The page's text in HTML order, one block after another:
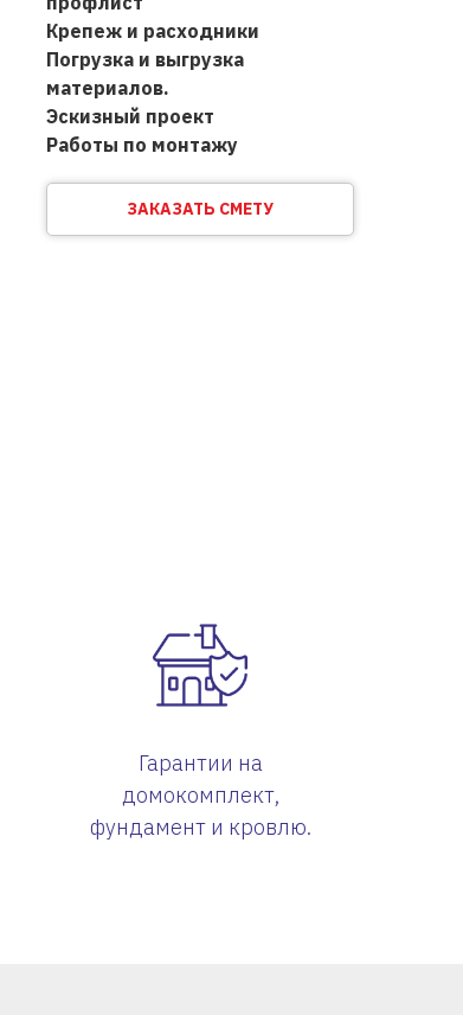
Крепеж и расходники
Погрузка и выгрузка
материалов.
Эскизный проект
Работы по монтажу
ЗАКАЗАТЬ СМЕТУ
Гарантии на
домокомплект,
фундамент и кровлю.